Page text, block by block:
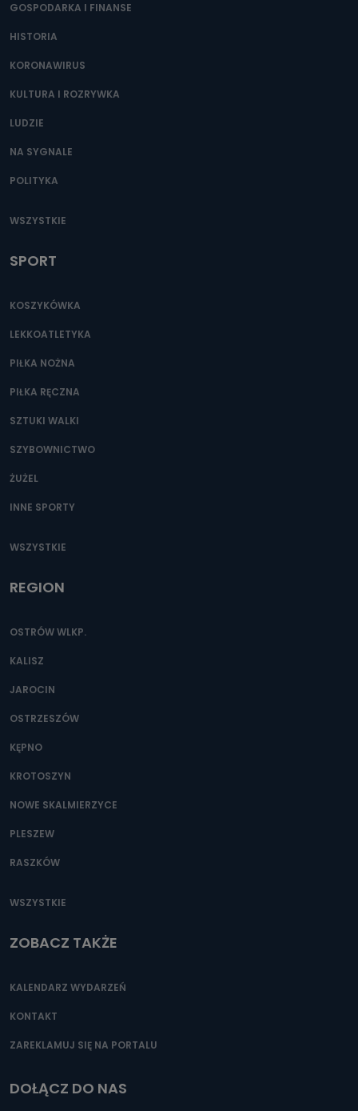
GOSPODARKA I FINANSE
HISTORIA
KORONAWIRUS
KULTURA I ROZRYWKA
LUDZIE
NA SYGNALE
POLITYKA
WSZYSTKIE
SPORT
KOSZYKÓWKA
LEKKOATLETYKA
PIŁKA NOŻNA
PIŁKA RĘCZNA
SZTUKI WALKI
SZYBOWNICTWO
ŻUŻEL
INNE SPORTY
WSZYSTKIE
REGION
OSTRÓW WLKP.
KALISZ
JAROCIN
OSTRZESZÓW
KĘPNO
KROTOSZYN
NOWE SKALMIERZYCE
PLESZEW
RASZKÓW
WSZYSTKIE
ZOBACZ TAKŻE
KALENDARZ WYDARZEŃ
KONTAKT
ZAREKLAMUJ SIĘ NA PORTALU
DOŁĄCZ DO NAS